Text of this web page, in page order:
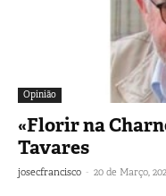
Opinião
«Florir na
Tavares
josecfrancisco - 20 de Março,